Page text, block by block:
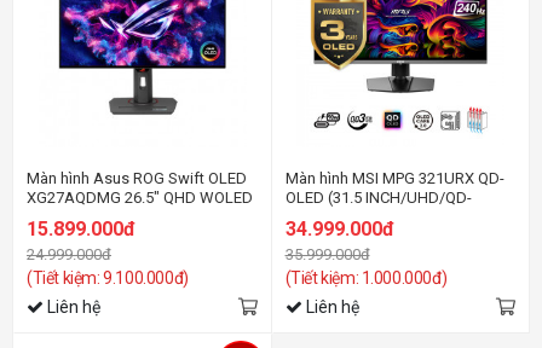
Màn hình Asus ROG Swift OLED
XG27AQDMG 26.5″ QHD WOLED
240Hz
15.899.000đ
24.999.000đ
(Tiết kiệm: 9.100.000đ)
Liên hệ
Màn hình MSI MPG 321URX QD-
OLED (31.5 INCH/UHD/QD-
OLED/240HZ/0.03MS)
34.999.000đ
35.999.000đ
(Tiết kiệm: 1.000.000đ)
Liên hệ